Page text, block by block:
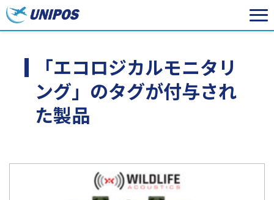
「エコロジカルモニタリ
ング」のタグが付与され
た製品